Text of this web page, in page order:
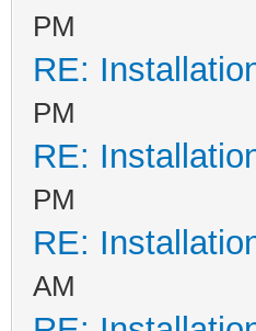
PM
RE:
PM
RE:
PM
RE:
AM